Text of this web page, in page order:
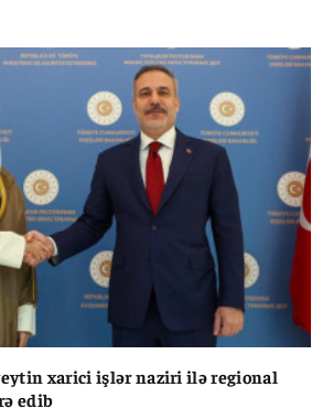
xarici işlər naziri ilə regional
edib